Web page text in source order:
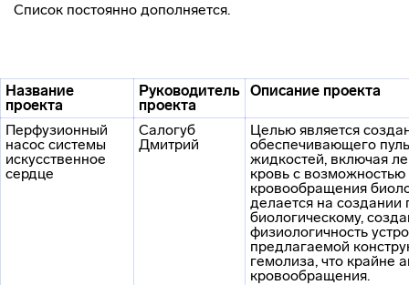
Список постоянно дополняется.
Название
проекта
Руководитель
проекта
Описание проекта
Перфузионный
насос системы
искусственное
сердце
Салогуб
Дмитрий
Целью является
обеспечивающего
жидкостей, включая
кровь с возможностью
кровообращения
делается на создании
биологическому,
физиологичность
предлагаемой
гемолиза, что крайне
кровообращения.